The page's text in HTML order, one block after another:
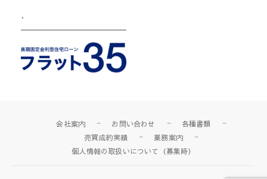
.
会社案内 お問い合わせ
各種書類
売買成約実績
業務案内
個人情報の取扱いについて（募集時）